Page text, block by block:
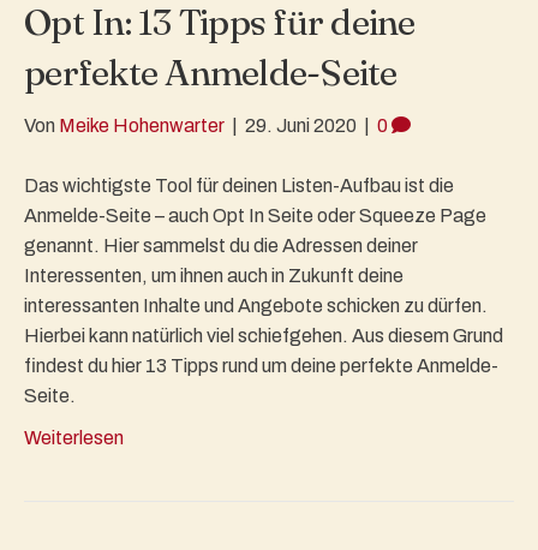
Opt In: 13 Tipps für deine
perfekte Anmelde-Seite
Von Meike Hohenwarter 29. Juni 2020 0
Das wichtigste Tool für deinen Listen-Aufbau ist die
Anmelde-Seite – auch Opt In Seite oder Squeeze Page
genannt. Hier sammelst du die Adressen deiner
Interessenten, um ihnen auch in Zukunft deine
interessanten Inhalte und Angebote schicken zu dürfen.
Hierbei kann natürlich viel schiefgehen. Aus diesem Grund
findest du hier 13 Tipps rund um deine perfekte Anmelde-
Seite.
Weiterlesen